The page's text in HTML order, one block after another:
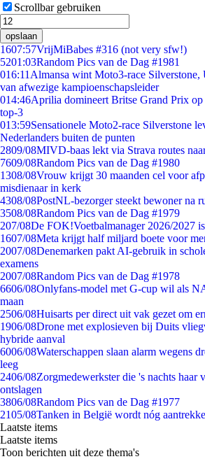
Scrollbar gebruiken
opslaan
1607:57VrijMiBabes #316 (not very sfw!)
5201:03Random Pics van de Dag #1981
016:11 Almansa wint Moto3-race Silverstone,
van afwezige kampioenschapsleider
014:46Aprilia domineert Britse Grand Prix op
top-3
013:59Sensationele Moto2-race Silverstone
Nederlanders buiten de punten
2809/08MIVD-baas lekt via Strava routes
7609/08Random Pics van de Dag #1980
1308/08Vrouw krijgt 30 maanden cel voor
misdienaar in kerk
4308/08PostNL-bezorger steekt bewoner na
3508/08Random Pics van de Dag #1979
207/08De FOK!Voetbalmanager 2026/2027
1607/08Meta krijgt half miljard boete voor
2007/08Denemarken pakt AI-gebruik in
examens
2007/08Random Pics van de Dag #1978
6606/08Onlyfans-model met G-cup wil als
maan
2506/08Huisarts per direct uit vak gezet om
1906/08Drone met explosieven bij Duits
hybride aanval
6006/08Waterschappen slaan alarm wegens
leeg
2406/08Zorgmedewerkster die 's nachts haar
ontslagen
3806/08Random Pics van de Dag #1977
2105/08Tanken in België wordt nóg
Laatste items
Laatste items
Toon berichten uit deze thema's